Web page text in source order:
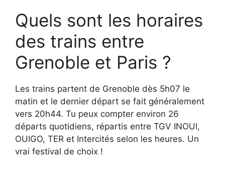
Quels sont les horaires
des trains entre
Grenoble et Paris ?
Les trains partent de Grenoble dès 5h07 le
matin et le dernier départ se fait généralement
vers 20h44. Tu peux compter environ 26
départs quotidiens, répartis entre TGV INOUI,
OUIGO, TER et Intercités selon les heures. Un
vrai festival de choix !